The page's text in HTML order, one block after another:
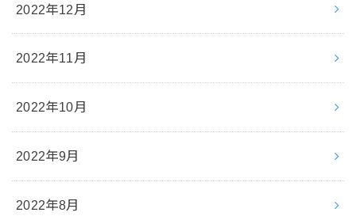
2022年12月
2022年11月
2022年10月
2022年9月
2022年8月